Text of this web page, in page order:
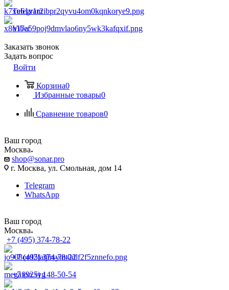
Telegram
Viber
Заказать звонок
Задать вопрос
Войти
Корзина0
Избранные товары0
Сравнение товаров0
Ваш город
Москва
shop@sonar.pro
г. Москва, ул. Смольная, дом 14
Telegram
WhatsApp
Ваш город
Москва
+7 (495) 374-78-22
+7 (495) 374-78-22
+7 (925) 148-50-54